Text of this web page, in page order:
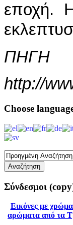
εποχή.
ΠΗΓΗ
http://
Choose
Σύνδεσμοι
Εικόνες με
αρώματα από τα